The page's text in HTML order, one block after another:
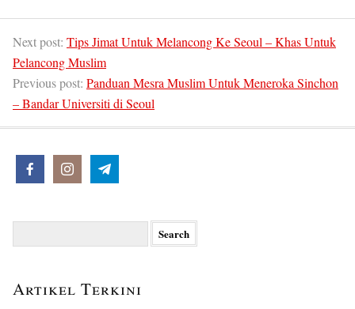
Next post: Tips Jimat Untuk Melancong Ke Seoul – Khas Untuk
Pelancong Muslim
Previous post: Panduan Mesra Muslim Untuk Meneroka Sinchon
– Bandar Universiti di Seoul
Artikel Terkini